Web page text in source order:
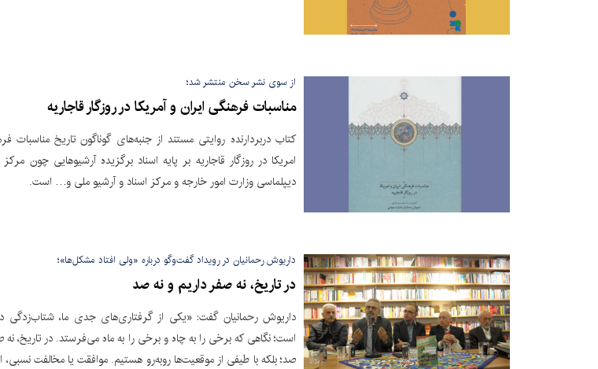
از سوی نشر سخن منتشر شد؛
مناسبات فرهنگی ایران و آمریکا در روزگار قاجاریه
کتاب دربردارنده روایتی مستند از جنبه‌های گوناگون تاریخ مناسبات
امریکا در روزگار قاجاریه بر پایه اسناد برگزیده آرشیوهایی چون
دیپلماسی وزارت امور خارجه و مرکز اسناد و آرشیو ملی و… است.
داریوش رحمانیان در رویداد گفت‌وگو درباره «ولی افتاد مشکل‌ها»؛
در تاریخ، نه صفر داریم و نه صد
داریوش رحمانیان گفت:‌ «یکی از گرفتاری‌های جدی ما، شتاب‌زدگی
است؛ نگاهی که برخی را به چاه و برخی را به ماه می‌فرستد. در تاریخ، نه
صد؛ بلکه با طیفی از موقعیت‌ها روبه‌رو هستیم. موافقت یا مخالفت